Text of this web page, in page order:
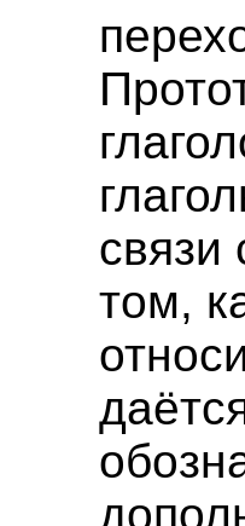
связи
том,